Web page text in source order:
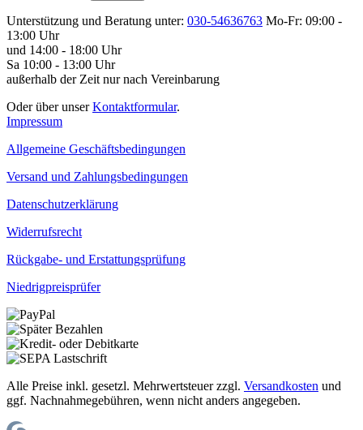
Unterstützung und Beratung unter: 030-54636763 Mo-Fr: 09:00 -
13:00 Uhr
und 14:00 - 18:00 Uhr
Sa 10:00 - 13:00 Uhr
außerhalb der Zeit nur nach Vereinbarung
Oder über unserKontaktformular.
Impressum
Allgemeine Geschäftsbedingungen
Versand und Zahlungsbedingungen
Datenschutzerklärung
Widerrufsrecht
Rückgabe- und Erstattungsprüfung
Niedrigpreisprüfer
Alle Preise inkl. gesetzl. Mehrwertsteuer zzgl. Versandkosten und
ggf. Nachnahmegebühren, wenn nicht anders angegeben.